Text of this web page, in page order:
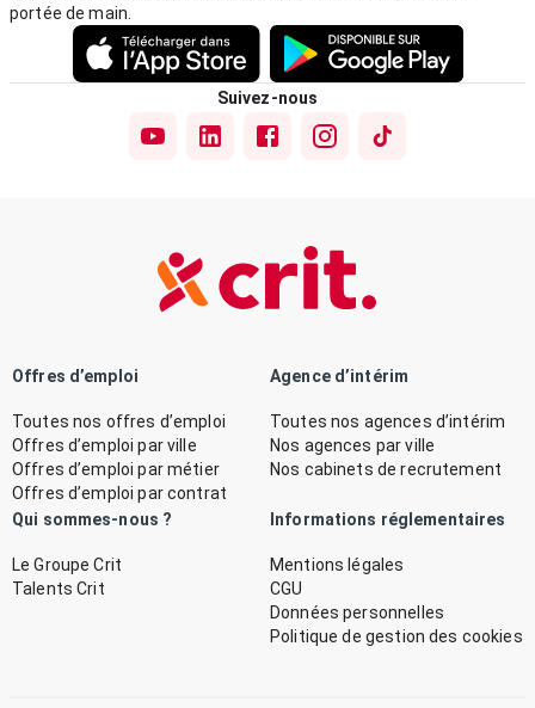
portée de main.
Suivez-nous
Offres d’emploi
Toutes nos offres d’emploi
Offres d’emploi par ville
Offres d’emploi par métier
Offres d’emploi par contrat
Agence d’intérim
Toutes nos agences d’intérim
Nos agences par ville
Nos cabinets de recrutement
Qui sommes-nous ?
Le Groupe Crit
Talents Crit
Informations réglementaires
Mentions légales
CGU
Données personnelles
Politique de gestion des cookies